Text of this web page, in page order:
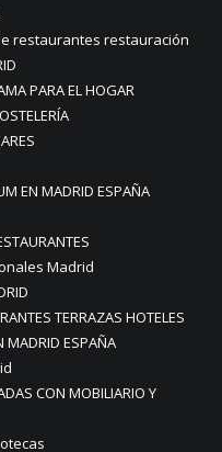
restaurantes restauración
PARA EL HOGAR
EN MADRID ESPAÑA
Madrid
TERRAZAS HOTELES
MADRID ESPAÑA
CON MOBILIARIO Y